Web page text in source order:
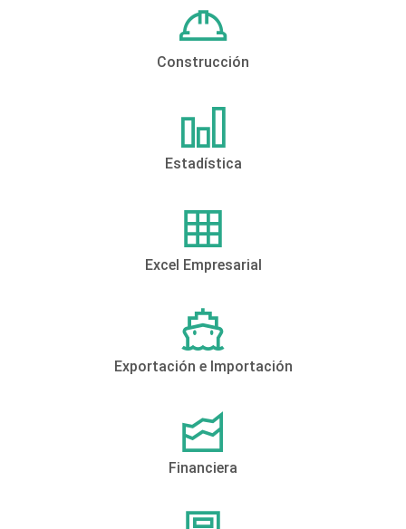
Construcción
Estadística
Excel Empresarial
Exportación e Importación
Financiera